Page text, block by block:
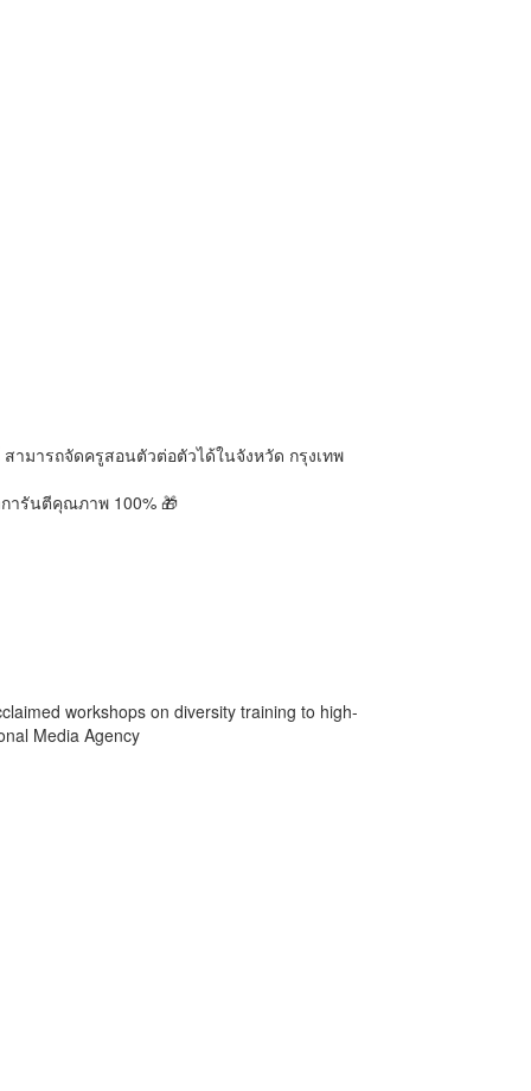
มารถจัดครูสอนตัวต่อตัวได้ในจังหวัด กรุงเทพ
ารันตีคุณภาพ 100% 🎁
workshops on diversity training to high-
Media Agency